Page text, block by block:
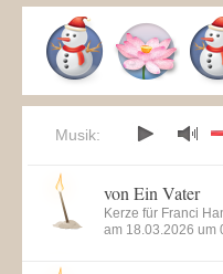
Musik:
von Ein Vater
Kerze für Franci
am 18.03.2026 um